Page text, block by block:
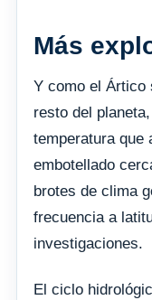
Más
Y como el Ártico
resto del
temperatura que
embotellado
brotes de clima
frecuencia a
investigaciones.
El ciclo